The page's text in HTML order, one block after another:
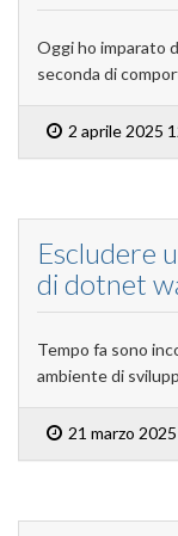
Oggi ho imparato
seconda di
2 aprile 2025
Escludere
di dotnet
Tempo fa sono
ambiente di
21 marzo